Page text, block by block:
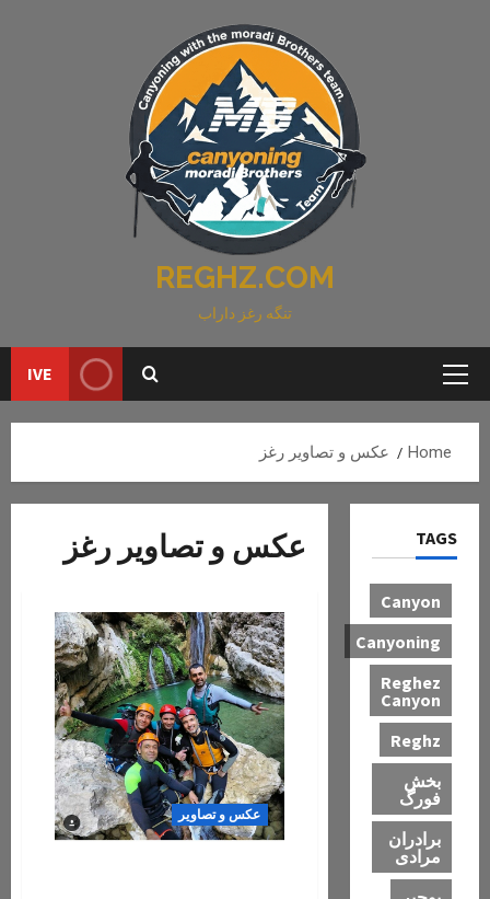
REGHZ.COM
تنگه رغز داراب
Primary
IVE
Home عکس و تصاویر رغز
عکس و تصاویر رغز
عکس و تصاویر
TAGS
Canyon
Canyoning
Reghez
Canyon
Reghz
بخش
فورگ
برادران
مرادی